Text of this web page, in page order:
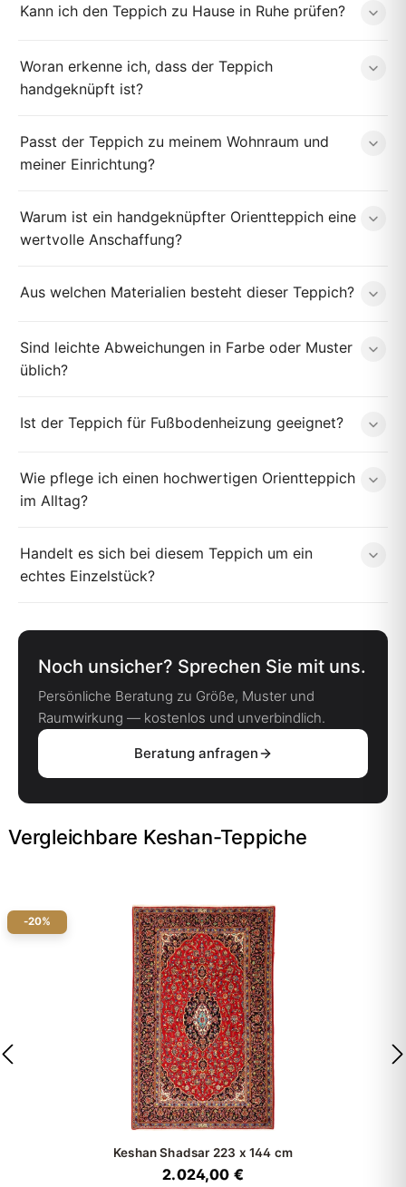
Kann ich den Teppich zu Hause in Ruhe prüfen?
Woran erkenne ich, dass der Teppich
handgeknüpft ist?
Passt der Teppich zu meinem Wohnraum und
meiner Einrichtung?
Warum ist ein handgeknüpfter Orientteppich eine
wertvolle Anschaffung?
Aus welchen Materialien besteht dieser Teppich?
Sind leichte Abweichungen in Farbe oder Muster
üblich?
Ist der Teppich für Fußbodenheizung geeignet?
Wie pflege ich einen hochwertigen Orientteppich
im Alltag?
Handelt es sich bei diesem Teppich um ein
echtes Einzelstück?
Noch unsicher? Sprechen Sie mit uns.
Persönliche Beratung zu Größe, Muster und
Raumwirkung — kostenlos und unverbindlich.
Beratung anfragen
Vergleichbare Keshan-Teppiche
-20%
Keshan Shadsar 223 x 144 cm
2.024,00 €